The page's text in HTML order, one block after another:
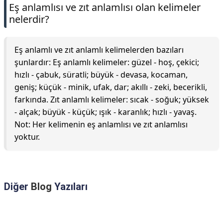
Eş anlamlısı ve zıt anlamlısı olan kelimeler
nelerdir?
Eş anlamlı ve zıt anlamlı kelimelerden bazıları
şunlardır: Eş anlamlı kelimeler: güzel - hoş, çekici;
hızlı - çabuk, süratli; büyük - devasa, kocaman,
geniş; küçük - minik, ufak, dar; akıllı - zeki, becerikli,
farkında. Zıt anlamlı kelimeler: sıcak - soğuk; yüksek
- alçak; büyük - küçük; ışık - karanlık; hızlı - yavaş.
Not: Her kelimenin eş anlamlısı ve zıt anlamlısı
yoktur.
Diğer Blog Yazıları